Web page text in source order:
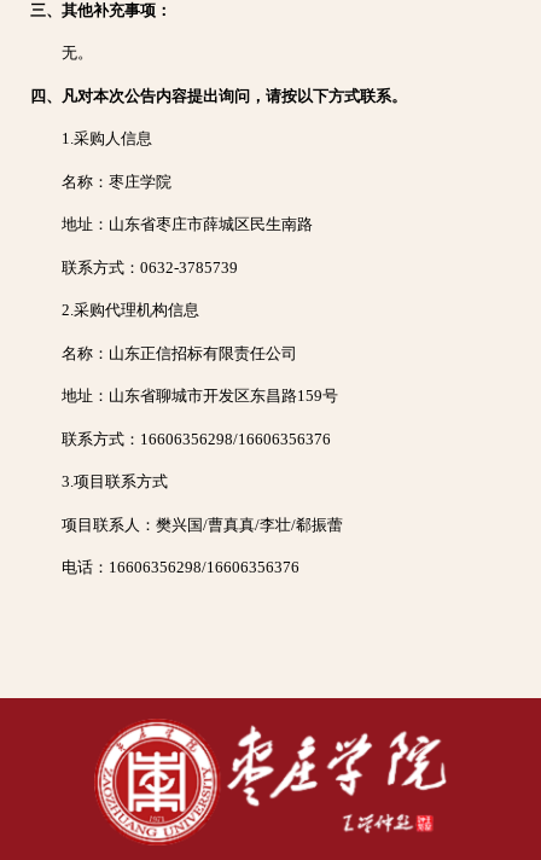
三、其他补充事项：
无。
四、凡对本次公告内容提出询问，请按以下方式联系。
1.采购人信息
名称：枣庄学院
地址：山东省枣庄市薛城区民生南路
联系方式：0632-3785739
2.采购代理机构信息
名称：山东正信招标有限责任公司
地址：山东省聊城市开发区东昌路159号
联系方式：16606356298/16606356376
3.项目联系方式
项目联系人：樊兴国/曹真真/李壮/郗振蕾
电话：16606356298/16606356376